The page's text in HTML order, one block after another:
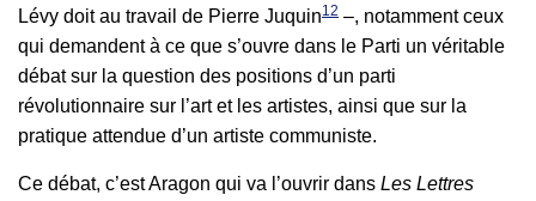
Lévy doit au travail de Pierre Juquin12 –, notamment ceux
qui demandent à ce que s’ouvre dans le Parti un véritable
débat sur la question des positions d’un parti
révolutionnaire sur l’art et les artistes, ainsi que sur la
pratique attendue d’un artiste communiste.
Ce débat, c’est Aragon qui va l’ouvrir dans Les Lettres